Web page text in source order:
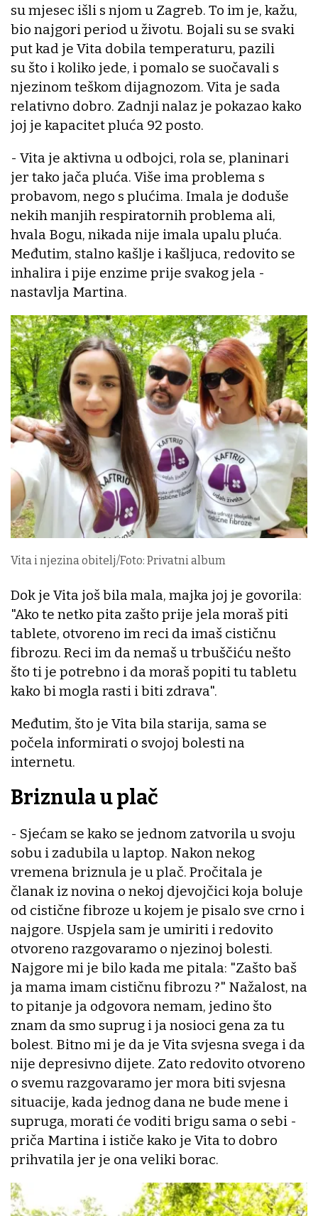
su mjesec išli s njom u Zagreb. To im je, kažu,
bio najgori period u životu. Bojali su se svaki
put kad je Vita dobila temperaturu, pazili
su što i koliko jede, i pomalo se suočavali s
njezinom teškom dijagnozom. Vita je sada
relativno dobro. Zadnji nalaz je pokazao kako
joj je kapacitet pluća 92 posto.
- Vita je aktivna u odbojci, rola se, planinari
jer tako jača pluća. Više ima problema s
probavom, nego s plućima. Imala je doduše
nekih manjih respiratornih problema ali,
hvala Bogu, nikada nije imala upalu pluća.
Međutim, stalno kašlje i kašljuca, redovito se
inhalira i pije enzime prije svakog jela -
nastavlja Martina.
Vita i njezina obitelj/Foto: Privatni album
Dok je Vita još bila mala, majka joj je govorila:
"Ako te netko pita zašto prije jela moraš piti
tablete, otvoreno im reci da imaš cističnu
fibrozu. Reci im da nemaš u trbuščiću nešto
što ti je potrebno i da moraš popiti tu tabletu
kako bi mogla rasti i biti zdrava".
Međutim, što je Vita bila starija, sama se
počela informirati o svojoj bolesti na
internetu.
Briznula u plač
- Sjećam se kako se jednom zatvorila u svoju
sobu i zadubila u laptop. Nakon nekog
vremena briznula je u plač. Pročitala je
članak iz novina o nekoj djevojčici koja boluje
od cistične fibroze u kojem je pisalo sve crno i
najgore. Uspjela sam je umiriti i redovito
otvoreno razgovaramo o njezinoj bolesti.
Najgore mi je bilo kada me pitala: "Zašto baš
ja mama imam cističnu fibrozu ?" Nažalost, na
to pitanje ja odgovora nemam, jedino što
znam da smo suprug i ja nosioci gena za tu
bolest. Bitno mi je da je Vita svjesna svega i da
nije depresivno dijete. Zato redovito otvoreno
o svemu razgovaramo jer mora biti svjesna
situacije, kada jednog dana ne bude mene i
supruga, morati će voditi brigu sama o sebi -
priča Martina i ističe kako je Vita to dobro
prihvatila jer je ona veliki borac.